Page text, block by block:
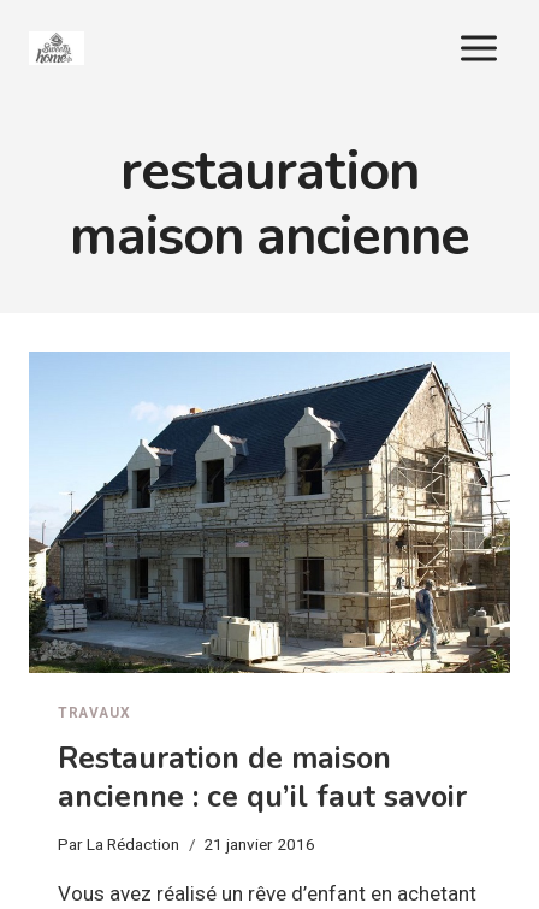
restauration
maison ancienne
TRAVAUX
Restauration de maison
ancienne : ce qu’il faut savoir
ParLa Rédaction 21 janvier 2016
Vous avez réalisé un rêve d’enfant en achetant